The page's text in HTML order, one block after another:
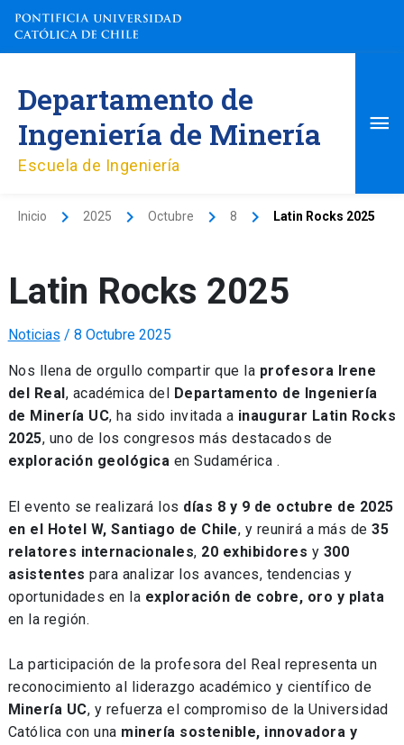
contenido
Departamento de
Ingeniería de Minería
Escuela de Ingeniería
Inicio 2025 Octubre 8 Latin Rocks 2025
Latin Rocks 2025
Noticias / 8 Octubre 2025
Nos llena de orgullo compartir que la profesora Irene
del Real, académica del Departamento de Ingeniería
de Minería UC, ha sido invitada a inaugurar Latin Rocks
2025, uno de los congresos más destacados de
exploración geológica en Sudamérica .
El evento se realizará los días 8 y 9 de octubre de 2025
en el Hotel W, Santiago de Chile, y reunirá a más de35
relatores internacionales, 20 exhibidores y 300
asistentes para analizar los avances, tendencias y
oportunidades en la exploración de cobre, oro y plata
en la región.
La participación de la profesora del Real representa un
reconocimiento al liderazgo académico y científico de
Minería UC, y refuerza el compromiso de la Universidad
Católica con una minería sostenible, innovadora y